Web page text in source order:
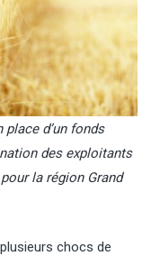
d’un fonds
des exploitants
la région Grand
chocs de